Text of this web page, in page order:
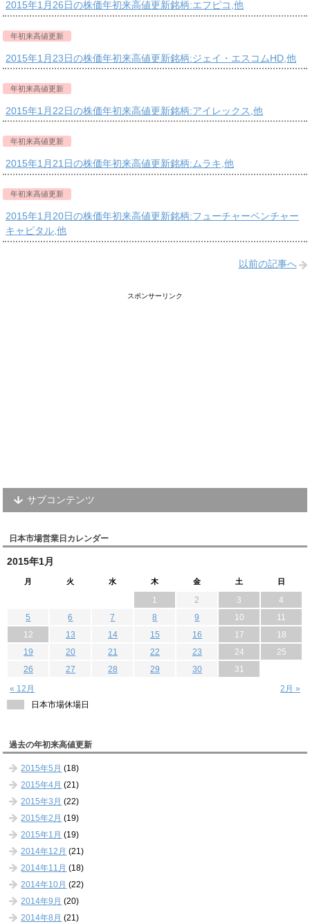
2015年1月26日の株価年初来高値更新銘柄:エフピコ,他
年初来高値更新
2015年1月23日の株価年初来高値更新銘柄:ジェイ・エスコムHD,他
年初来高値更新
2015年1月22日の株価年初来高値更新銘柄:アイレックス,他
年初来高値更新
2015年1月21日の株価年初来高値更新銘柄:ムラキ,他
年初来高値更新
2015年1月20日の株価年初来高値更新銘柄:フューチャーベンチャー
キャピタル,他
以前の記事へ
スポンサーリンク
サブコンテンツ
日本市場営業日カレンダー
2015年1月
月 火 水 木 金 土 日
« 12月 2月 »
1 2 3
4
5
6 7 8 9 10
11
12
13 14 15 16 17
18
19
20 21 22 23 24
25
26
27 28 29 30 31
日本市場休場日
過去の年初来高値更新
2015年5月 (18)
2015年4月 (21)
2015年3月 (22)
2015年2月 (19)
2015年1月 (19)
2014年12月 (21)
2014年11月 (18)
2014年10月 (22)
2014年9月 (20)
2014年8月 (21)